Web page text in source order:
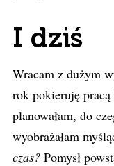
I dziś
Wracam z dużym
rok pokieruję
planowałam, do
wyobrażałam
czas? Pomysł